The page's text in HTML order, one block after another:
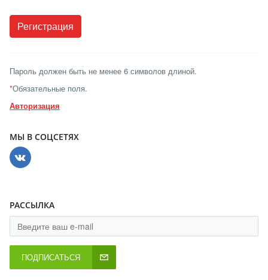
Пароль должен быть не менее 6 символов длиной.
*Обязательные поля.
Авторизация
МЫ В СОЦСЕТЯХ
РАССЫЛКА
ПОДПИСАТЬСЯ